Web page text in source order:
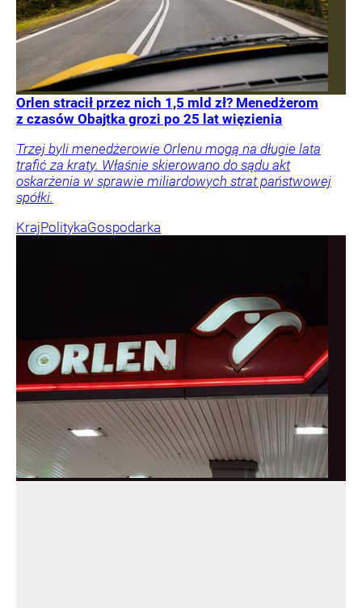
Orlen stracił przez nich 1,5 mld zł? Menedżerom
z czasów Obajtka grozi po 25 lat więzienia
Trzej byli menedżerowie Orlenu mogą na długie lata
trafić za kraty. Właśnie skierowano do sądu akt
oskarżenia w sprawie miliardowych strat państwowej
spółki.
KrajPolitykaGospodarka